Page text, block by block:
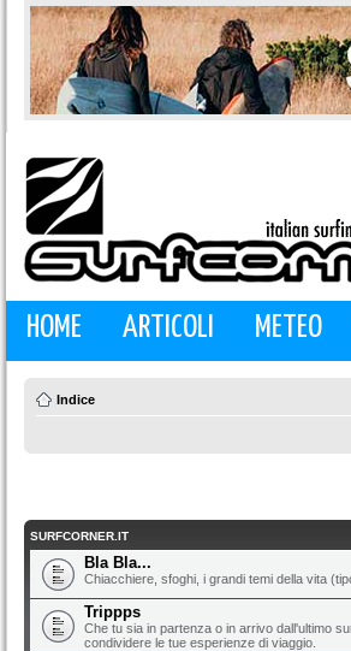
HOME ARTICOLI METEO
Indice
SURFCORNER.IT
Bla Bla...
Chiacchiere, sfoghi, i grandi temi della vita
Trippps
Che tu sia in partenza o in arrivo dall'ultimo
condividere le tue esperienze di viaggio.